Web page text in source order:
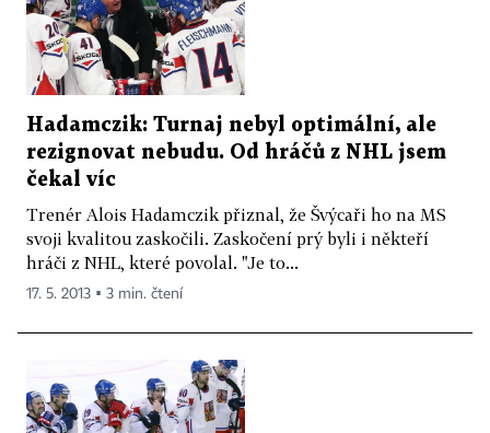
Hadamczik: Turnaj nebyl optimální, ale
rezignovat nebudu. Od hráčů z NHL jsem
čekal víc
Trenér Alois Hadamczik přiznal, že Švýcaři ho na MS
svoji kvalitou zaskočili. Zaskočení prý byli i někteří
hráči z NHL, které povolal. "Je to...
17. 5. 2013 ▪ 3 min. čtení